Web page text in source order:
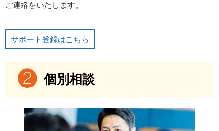
ご連絡をいたします。
サポート登録はこちら
個別相談